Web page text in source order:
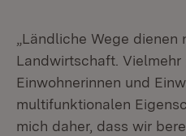
„Ländliche Wege
Landwirtschaft.
Einwohnerinnen und
multifunktionalen
mich daher, dass wir